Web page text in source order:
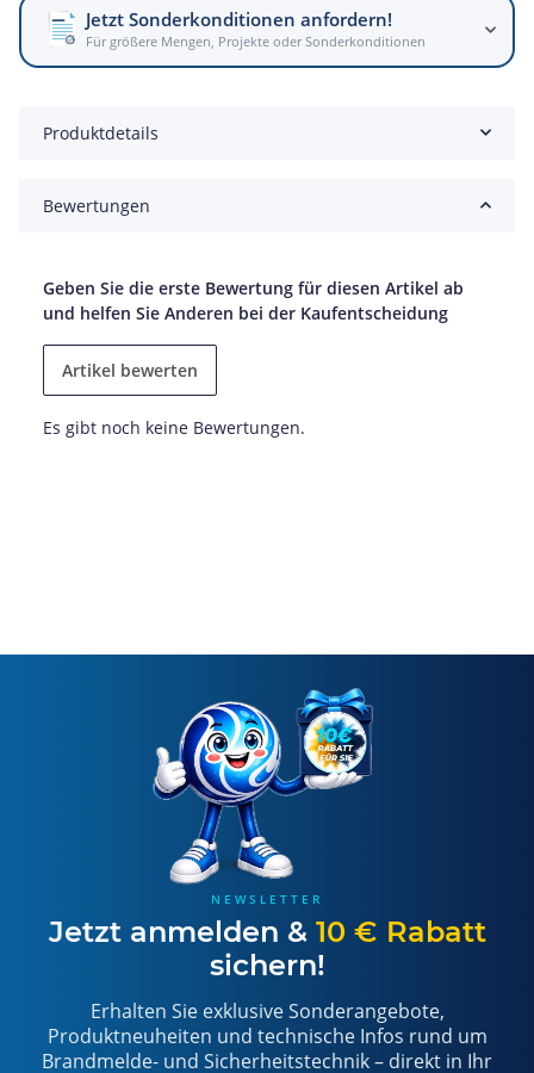
Jetzt Sonderkonditionen anfordern!
Für größere Mengen, Projekte oder Sonderkonditionen
Produktdetails
Bewertungen
Geben Sie die erste Bewertung für diesen Artikel ab
und helfen Sie Anderen bei der Kaufentscheidung
Artikel bewerten
Es gibt noch keine Bewertungen.
NEWSLETTER
Jetzt anmelden & 10 € Rabatt
sichern!
Erhalten Sie exklusive Sonderangebote,
Produktneuheiten und technische Infos rund um
Brandmelde- und Sicherheitstechnik – direkt in Ihr